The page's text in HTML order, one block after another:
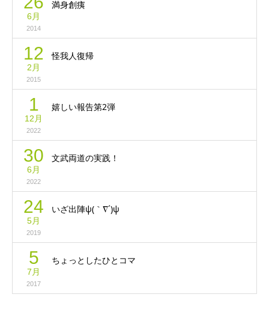
6月
2014
満身創痍
12
2月
2015
怪我人復帰
1
12月
2022
嬉しい報告第2弾
30
6月
2022
文武両道の実践！
24
5月
2019
いざ出陣ψ(｀∇´)ψ
5
7月
2017
ちょっとしたひとコマ